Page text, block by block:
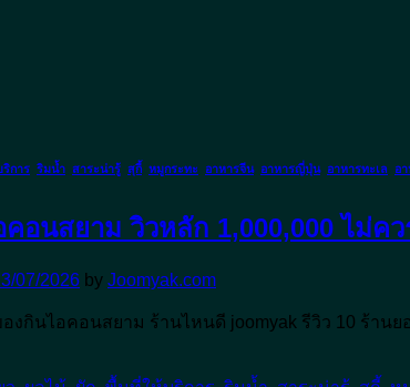
การ ริมน้ำ สาระน่ารู้ สุกี้ หมูกระทะ อาหารจีน, อาหารญี่ปุ่น, อาหารทะเล อ
คอนสยาม วิวหลัก 1,000,000 ไม่
07/2026 by Joomyak.com
องกินไอคอนสยาม ร้านไหนดี joomyak รีวิว 10 ร้า